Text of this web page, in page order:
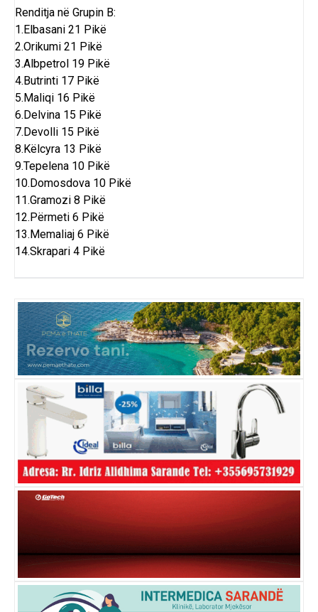
Renditja në Grupin B:
1.Elbasani 21 Pikë
2.Orikumi 21 Pikë
3.Albpetrol 19 Pikë
4.Butrinti 17 Pikë
5.Maliqi 16 Pikë
6.Delvina 15 Pikë
7.Devolli 15 Pikë
8.Këlcyra 13 Pikë
9.Tepelena 10 Pikë
10.Domosdova 10 Pikë
11.Gramozi 8 Pikë
12.Përmeti 6 Pikë
13.Memaliaj 6 Pikë
14.Skrapari 4 Pikë